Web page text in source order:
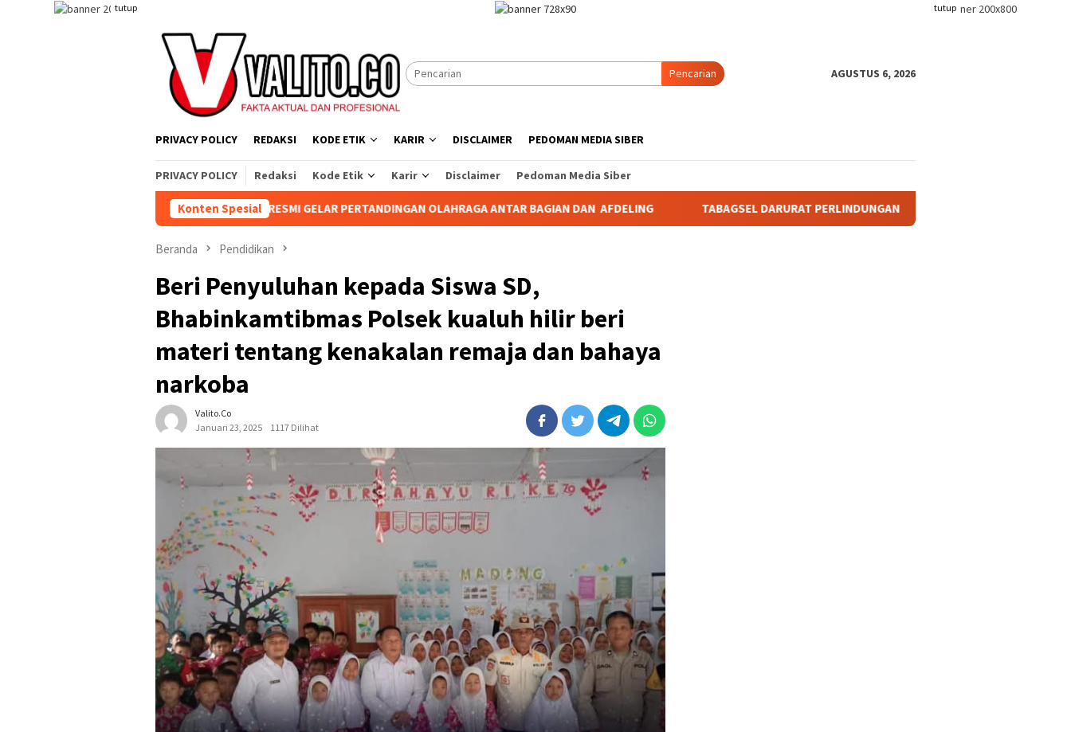
tutup tutup
Pencarian AGUSTUS 6, 2026
PRIVACY POLICY REDAKSI KODE ETIK KARIR DISCLAIMER PEDOMAN MEDIA SIBER
PRIVACY POLICY Redaksi Kode Etik Karir Disclaimer Pedoman Media Siber
Konten Spesial
AEK NABARA SELATAN RESMI GELAR PERTANDINGAN OLAHRAGA ANTAR BAGIAN DAN AFDELING TABAGSEL DARURAT PERLINDUNGAN TANAH ADAT: KETIKA TANAH LELUHUR TAK PUNYA
Beranda Pendidikan
Beri Penyuluhan kepada Siswa SD,
Bhabinkamtibmas Polsek kualuh hilir beri
materi tentang kenakalan remaja dan bahaya
narkoba
Valito.co
Januari 23, 2025
1117 Dilihat